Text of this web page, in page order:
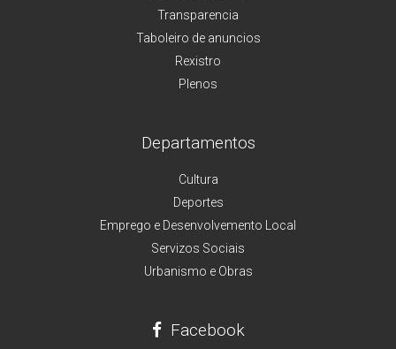
Transparencia
Taboleiro de anuncios
Rexistro
Plenos
Departamentos
Cultura
Deportes
Emprego e Desenvolvemento Local
Servizos Sociais
Urbanismo e Obras
Facebook